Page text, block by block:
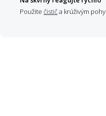
Použite čističa krúživým